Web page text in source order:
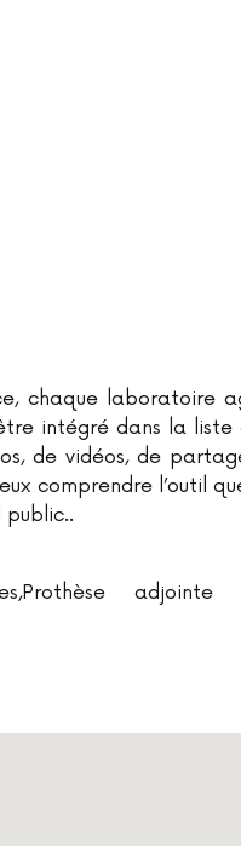
chaque laboratoire
intégré dans la
de vidéos, de
comprendre l’outil
adjointe